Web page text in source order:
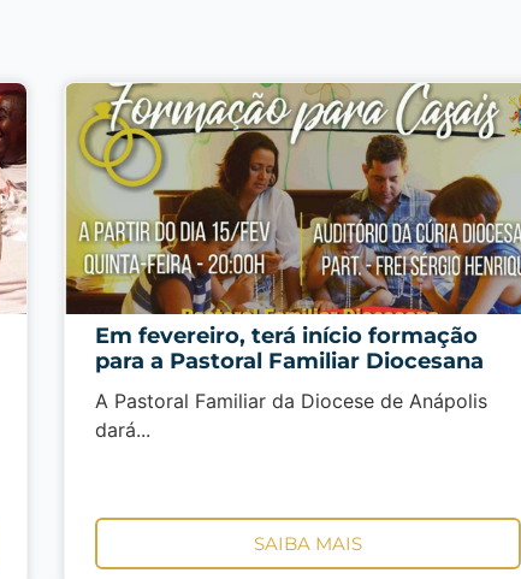
Em fevereiro, terá início formação
para a Pastoral Familiar Diocesana
A Pastoral Familiar da Diocese de Anápolis
dará...
SAIBA MAIS